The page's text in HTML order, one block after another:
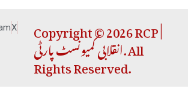
X
Copyright © 2026 RCP |
انقلابی کمیونسٹ پارٹی. All
Rights Reserved.